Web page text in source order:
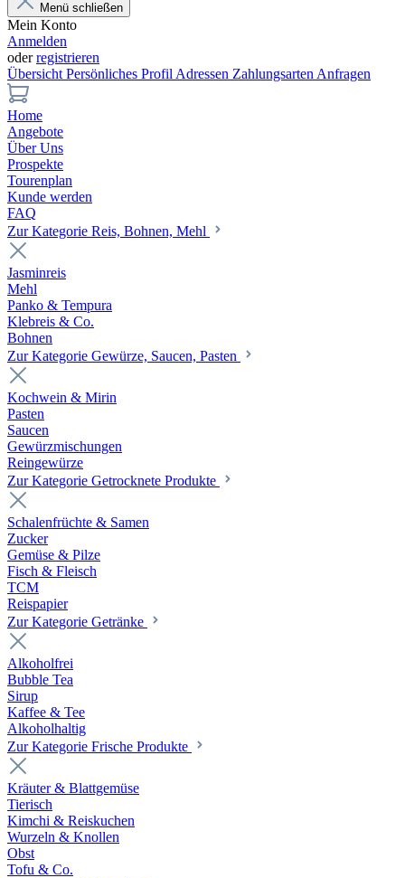
Menü schließen
Mein Konto
Anmelden
oderregistrieren
Übersicht Persönliches Profil Adressen Zahlungsarten Anfragen
Home
Angebote
Über Uns
Prospekte
Tourenplan
Kunde werden
FAQ
Zur Kategorie Reis, Bohnen, Mehl
Jasminreis
Mehl
Panko & Tempura
Klebreis & Co.
Bohnen
Zur Kategorie Gewürze, Saucen, Pasten
Kochwein & Mirin
Pasten
Saucen
Gewürzmischungen
Reingewürze
Zur Kategorie Getrocknete Produkte
Schalenfrüchte & Samen
Zucker
Gemüse & Pilze
Fisch & Fleisch
TCM
Reispapier
Zur Kategorie Getränke
Alkoholfrei
Bubble Tea
Sirup
Kaffee & Tee
Alkoholhaltig
Zur Kategorie Frische Produkte
Kräuter & Blattgemüse
Tierisch
Kimchi & Reiskuchen
Wurzeln & Knollen
Obst
Tofu & Co.